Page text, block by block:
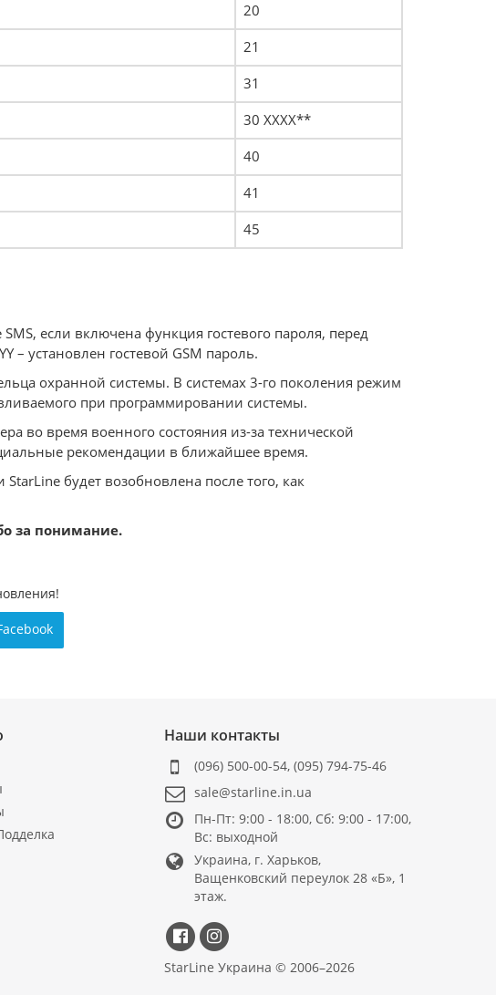
20
21
31
30 XXXX**
40
41
45
если включена функция гостевого пароля, перед
– установлен гостевой GSM пароль.
охранной системы. В системах 3-го поколения режим
при программировании системы.
во время военного состояния из-за технической
рекомендации в ближайшее время.
будет возобновлена после того, как
за понимание.
Наши контакты
(096) 500-00-54,(095) 794-75-46
sale@starline.in.ua
Пн-Пт: 9:00 - 18:00, Сб: 9:00 - 17:00,
Вс: выходной
Украина, г. Харьков,
Ващенковский переулок 28 «Б», 1
этаж.
StarLine Украина © 2006–2026